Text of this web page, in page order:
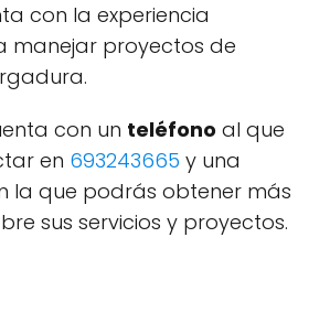
con la experiencia
manejar proyectos de
con un teléfono al que
en 693243665 y una
la que podrás obtener más
sus servicios y proyectos.